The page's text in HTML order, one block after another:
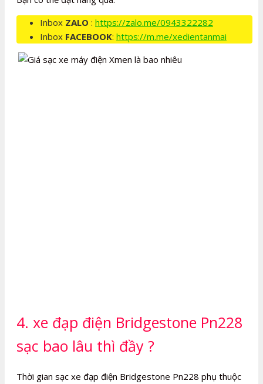
Inbox ZALO : https://zalo.me/0943322282
Inbox FACEBOOK: https://m.me/xedientanmai
4. xe đạp điện Bridgestone Pn228
sạc bao lâu thì đầy ?
Thời gian sạc xe đạp điện Bridgestone Pn228 phụ thuộc